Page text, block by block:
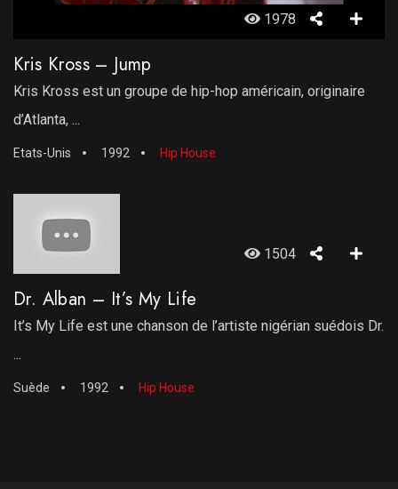
1978
Kris Kross – Jump
Kris Kross est un groupe de hip-hop américain, originaire
d’Atlanta, ...
Etats-Unis 1992 Hip House
1504
Dr. Alban – It’s My Life
It’s My Life est une chanson de l’artiste nigérian suédois Dr.
...
Suède 1992 Hip House